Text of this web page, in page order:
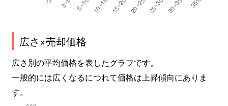
広さ×売却価格
広さ別の平均価格を表したグラフです。
一般的には広くなるにつれて価格は上昇傾向にありま
す。